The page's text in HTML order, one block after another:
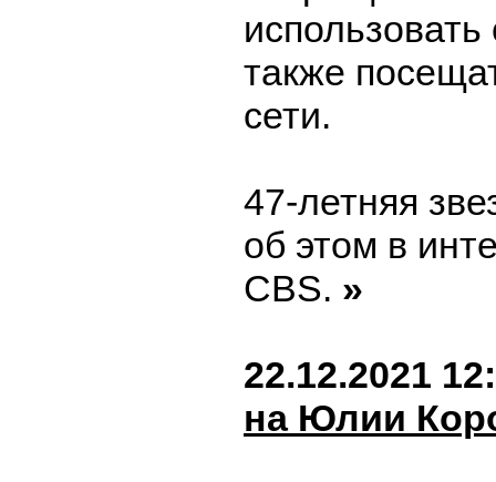
также
сети.
47-летняя
об этом в
CBS. »
22.12.2021
на Юлии